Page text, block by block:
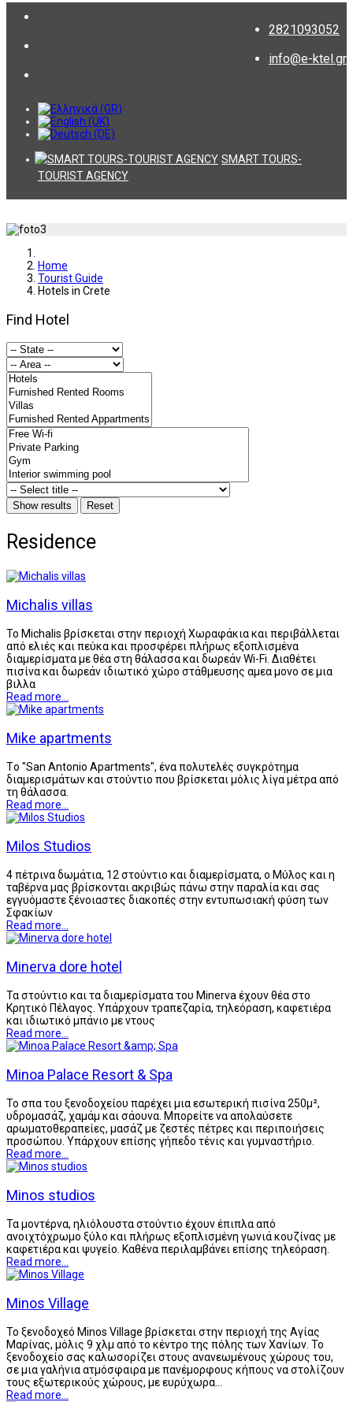
2821093052
info@e-ktel.gr
SMART TOURS-
TOURIST AGENCY
Home
Tourist Guide
Hotels in Crete
Find Hotel
Residence
Michalis villas
Το Michalis βρίσκεται στην περιοχή Χωραφάκια και περιβάλλεται
από ελιές και πεύκα και προσφέρει πλήρως εξοπλισμένα
διαμερίσματα με θέα στη θάλασσα και δωρεάν Wi-Fi. Διαθέτει
πισίνα και δωρεάν ιδιωτικό χώρο στάθμευσης αμεα μονο σε μια
βιλλα
Read more...
Mike apartments
Tο "San Antonio Apartments", ένα πολυτελές συγκρότημα
διαμερισμάτων και στούντιο που βρίσκεται μόλις λίγα μέτρα από
τη θάλασσα.
Read more...
Milos Studios
4 πέτρινα δωμάτια, 12 στούντιο και διαμερίσματα, ο Μύλος και η
ταβέρνα μας βρίσκονται ακριβώς πάνω στην παραλία και σας
εγγυόμαστε ξένοιαστες διακοπές στην εντυπωσιακή φύση των
Σφακίων
Read more...
Minerva dore hotel
Τα στούντιο και τα διαμερίσματα του Minerva έχουν θέα στο
Κρητικό Πέλαγος. Υπάρχουν τραπεζαρία, τηλεόραση, καφετιέρα
και ιδιωτικό μπάνιο με ντους
Read more...
Minoa Palace Resort & Spa
Το σπα του ξενοδοχείου παρέχει μια εσωτερική πισίνα 250μ²,
υδρομασάζ, χαμάμ και σάουνα. Μπορείτε να απολαύσετε
αρωματοθεραπείες, μασάζ με ζεστές πέτρες και περιποιήσεις
προσώπου. Υπάρχουν επίσης γήπεδο τένις και γυμναστήριο.
Read more...
Minos studios
Τα μοντέρνα, ηλιόλουστα στούντιο έχουν έπιπλα από
ανοιχτόχρωμο ξύλο και πλήρως εξοπλισμένη γωνιά κουζίνας με
καφετιέρα και ψυγείο. Καθένα περιλαμβάνει επίσης τηλεόραση.
Read more...
Minos Village
Το ξενοδοχεό Minos Village βρίσκεται στην περιοχή της Αγίας
Μαρίνας, μόλις 9 χλμ από το κέντρο της πόλης των Χανίων. Το
ξενοδοχείο σας καλωσορίζει στους ανανεωμένους χώρους του,
σε μια γαλήνια ατμόσφαιρα με πανέμορφους κήπους να στολίζουν
τους εξωτερικούς χώρους, με ευρύχωρα…
Read more...